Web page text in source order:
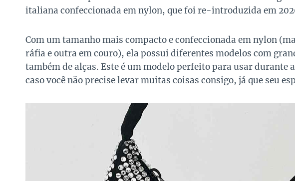
italiana confeccionada em nylon, que foi re-introduzida em
Com um tamanho mais compacto e confeccionada em nylon
ráfia e outra em couro), ela possui diferentes modelos com
também de alças. Este é um modelo perfeito para usar durante
caso você não precise levar muitas coisas consigo, já que seu